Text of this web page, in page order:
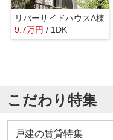
リバーサイドハウスA棟
9.7万円 / 1DK
こだわり特集
戸建の賃貸特集